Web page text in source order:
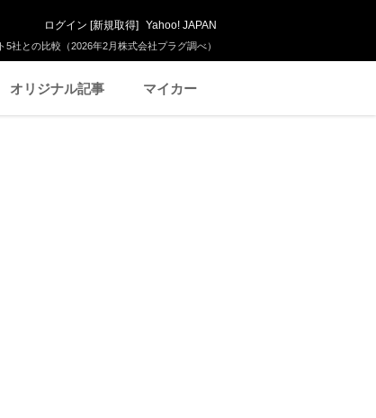
社との比較（2026年2月株式会社プラグ調べ）
ログイン [新規取得] Yahoo! JAPAN
オリジナル記事 マイカー